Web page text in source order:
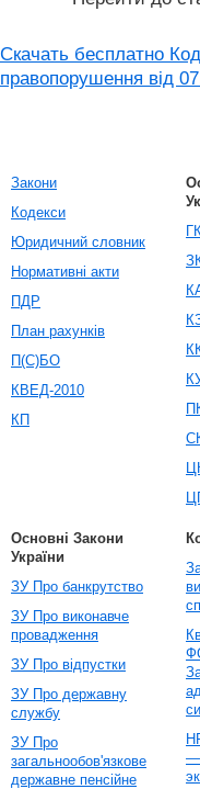
Скачать бесплатно
правопорушення вiд
Закони
Кодекси
Юридичний словник
Нормативні акти
ПДР
План рахунків
П(С)БО
КВЕД-2010
КП
Основні Закони
України
ЗУ Про банкрутство
ЗУ Про виконавче
провадження
ЗУ Про відпустки
ЗУ Про державну
службу
ЗУ Про
загальнообов'язкове
державне пенсійне
—